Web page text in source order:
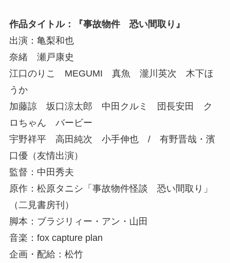
作品タイトル：『事故物件 恐い間取り』
出演：亀梨和也
奈緒 瀬戸康史
江口のりこ MEGUMI 真魚 瀧川英次 木下ほ
うか
加藤諒 坂口涼太郎 中田クルミ 団長安田 ク
ロちゃん バービー
宇野祥平 高田純次 小手伸也 / 有野晋哉・濱
口優（友情出演）
監督：中田秀夫
原作：松原タニシ「事故物件怪談 恐い間取り」
（二見書房刊）
脚本：ブラジリィー・アン・山田
音楽：fox capture plan
企画・配給：松竹